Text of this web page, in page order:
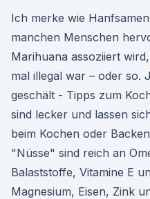
Ich merke wie
manchen Menschen
Marihuana assoziiert
mal illegal war – oder so.
geschält - Tipps zum
sind lecker und lassen
beim Kochen oder
"Nüsse" sind reich an
Balaststoffe, Vitamine E
Magnesium, Eisen, Zink